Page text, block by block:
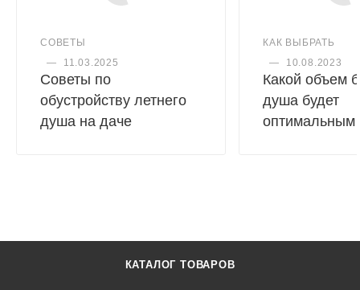
СОВЕТЫ
—
11.03.2025
Советы по
обустройству летнего
душа на даче
КАК ВЫБРАТЬ
—
10.08.2023
Какой объем
душа будет
оптимальным
КАТАЛОГ ТОВАРОВ